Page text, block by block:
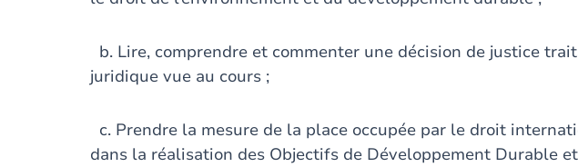
b. Lire, comprendre et commenter une décision de justice
juridique vue au cours ;
c. Prendre la mesure de la place occupée par le droit
dans la réalisation des Objectifs de Développement Durable